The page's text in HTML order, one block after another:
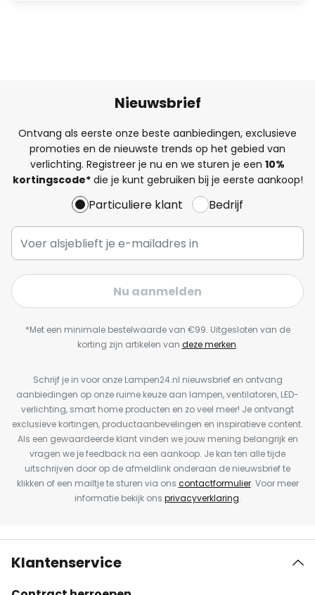
Nieuwsbrief
Ontvang als eerste onze beste aanbiedingen, exclusieve
promoties en de nieuwste trends op het gebied van
verlichting. Registreer je nu en we sturen je een 10%
kortingscode*die je kunt gebruiken bij je eerste aankoop!
Particuliere klant Bedrijf
Nu aanmelden
*Met een minimale bestelwaarde van €99. Uitgesloten van de
korting zijn artikelen van deze merken.
Schrijf je in voor onze Lampen24.nl nieuwsbrief en ontvang
aanbiedingen op onze ruime keuze aan lampen, ventilatoren, LED-
verlichting, smart home producten en zo veel meer! Je ontvangt
exclusieve kortingen, productaanbevelingen en inspiratieve content.
Als een gewaardeerde klant vinden we jouw mening belangrijk en
vragen we je feedback na een aankoop. Je kan ten alle tijde
uitschrijven door op de afmeldlink onderaan de nieuwsbrief te
klikken of een mailtje te sturen via ons contactformulier. Voor meer
informatie bekijk ons privacyverklaring.
Klantenservice